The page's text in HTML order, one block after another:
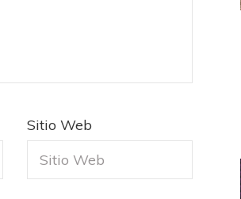
Sitio Web